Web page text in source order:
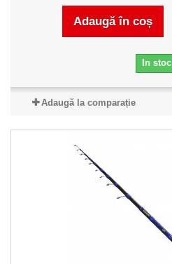
Adaugă în coș
In stoc
Adaugă la comparație